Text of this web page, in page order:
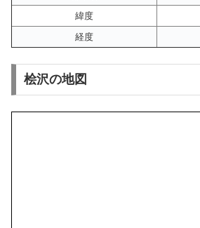
緯度
経度
桧沢の地図